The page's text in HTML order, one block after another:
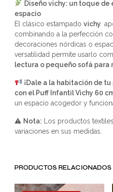
Diseño vichy: un toque
espacio
El clásico estampado vichy
combinando a la perfección
decoraciones nórdicas o
versatilidad permite usarlo
lectura o pequeño sofá para
¡Dale a la habitación de
con el Puff Infantil Vichy 60
un espacio acogedor y
⚠ Nota: Los productos
variaciones en sus medidas.
PRODUCTOS RELACIONADOS